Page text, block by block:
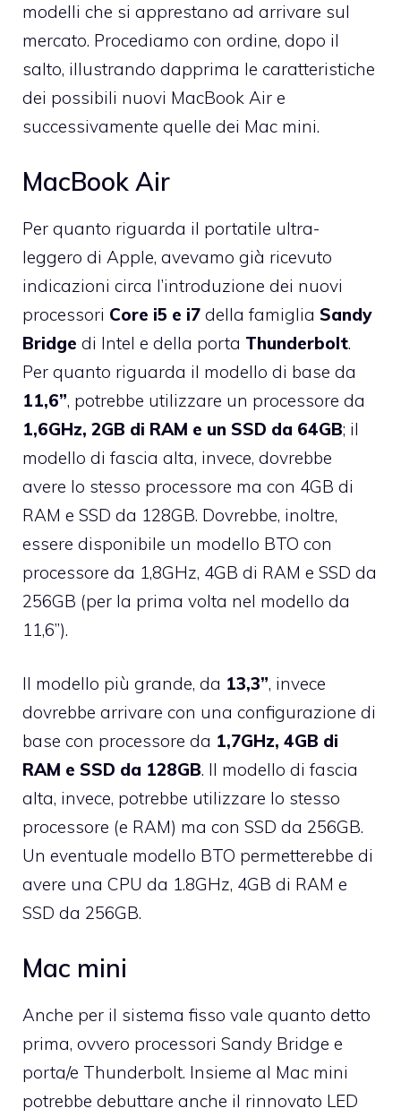
modelli che si apprestano ad arrivare sul
mercato. Procediamo con ordine, dopo il
salto, illustrando dapprima le caratteristiche
dei possibili nuovi MacBook Air e
successivamente quelle dei Mac mini.
MacBook Air
Per quanto riguarda il portatile ultra-
leggero di Apple, avevamo già ricevuto
indicazioni circa l’introduzione dei nuovi
processori Core i5 e i7 della famiglia Sandy
Bridge di Intel e della porta Thunderbolt.
Per quanto riguarda il modello di base da
11,6”, potrebbe utilizzare un processore da
1,6GHz, 2GB di RAM e un SSD da 64GB; il
modello di fascia alta, invece, dovrebbe
avere lo stesso processore ma con 4GB di
RAM e SSD da 128GB. Dovrebbe, inoltre,
essere disponibile un modello BTO con
processore da 1,8GHz, 4GB di RAM e SSD da
256GB (per la prima volta nel modello da
11,6”).
Il modello più grande, da 13,3”, invece
dovrebbe arrivare con una configurazione di
base con processore da 1,7GHz, 4GB di
RAM e SSD da 128GB. Il modello di fascia
alta, invece, potrebbe utilizzare lo stesso
processore (e RAM) ma con SSD da 256GB.
Un eventuale modello BTO permetterebbe di
avere una CPU da 1.8GHz, 4GB di RAM e
SSD da 256GB.
Mac mini
Anche per il sistema fisso vale quanto detto
prima, ovvero processori Sandy Bridge e
porta/e Thunderbolt. Insieme al Mac mini
potrebbe debuttare anche il rinnovato LED